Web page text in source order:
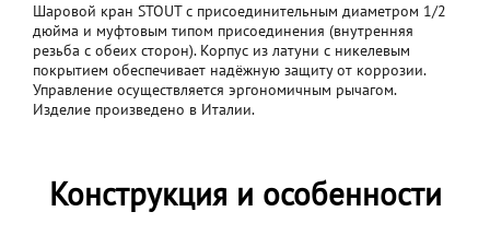
Шаровой кран STOUT с присоединительным диаметром 1/2
дюйма и муфтовым типом присоединения (внутренняя
резьба с обеих сторон). Корпус из латуни с никелевым
покрытием обеспечивает надёжную защиту от коррозии.
Управление осуществляется эргономичным рычагом.
Изделие произведено в Италии.
Конструкция и особенности